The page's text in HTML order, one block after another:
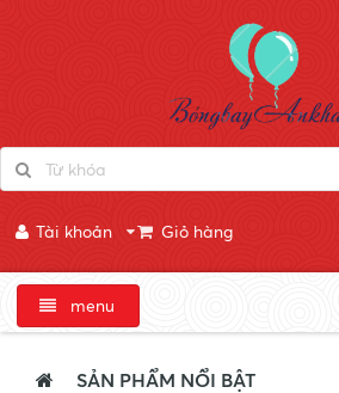
Tài khoản Giỏ hàng
menu
SẢN PHẨM NỔI BẬT